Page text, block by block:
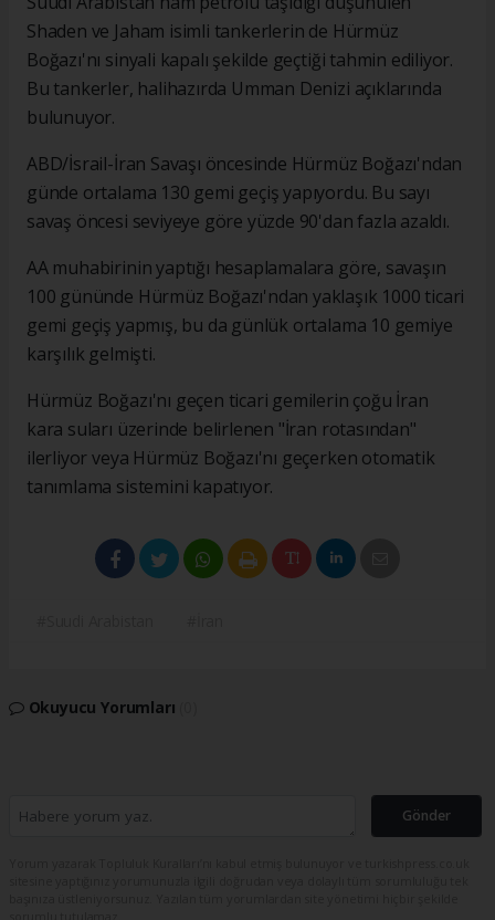
Shaden ve Jaham isimli tankerlerin de Hürmüz
Boğazı'nı sinyali kapalı şekilde geçtiği tahmin ediliyor.
Bu tankerler, halihazırda Umman Denizi açıklarında
bulunuyor.
ABD/İsrail-İran Savaşı öncesinde Hürmüz Boğazı'ndan
günde ortalama 130 gemi geçiş yapıyordu. Bu sayı
savaş öncesi seviyeye göre yüzde 90'dan fazla azaldı.
AA muhabirinin yaptığı hesaplamalara göre, savaşın
100 gününde Hürmüz Boğazı'ndan yaklaşık 1000 ticari
gemi geçiş yapmış, bu da günlük ortalama 10 gemiye
karşılık gelmişti.
Hürmüz Boğazı'nı geçen ticari gemilerin çoğu İran
kara suları üzerinde belirlenen "İran rotasından"
ilerliyor veya Hürmüz Boğazı'nı geçerken otomatik
tanımlama sistemini kapatıyor.
Okuyucu Yorumları
Gönder